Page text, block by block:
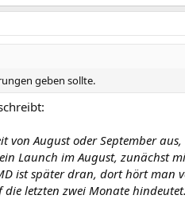
geben sollte.
von August oder September
Launch im August, zunächst
ist später dran, dort hört man
letzten zwei Monate hindeutet.